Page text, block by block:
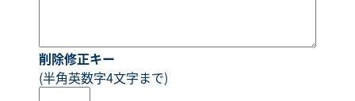
削除修正キー
(半角英数字4文字まで)